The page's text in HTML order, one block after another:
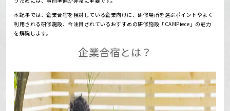
本記事では、企業合宿を検討している企業向けに、研修場所を選ぶポイントやよく
利用される研修施設、今注目されているおすすめの研修施設「CAMPiece」の魅力
を解説します。
企業合宿とは？